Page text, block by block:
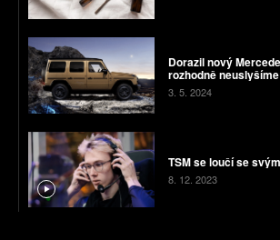
Dorazil nový
rozhodně neuslyšíme
3. 5. 2024
TSM se loučí se
8. 12. 2023